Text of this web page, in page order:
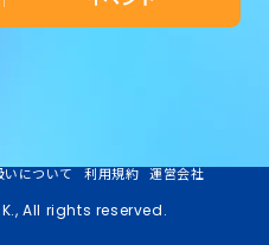
All rights reserved.
いについて 利用規約 運営会社